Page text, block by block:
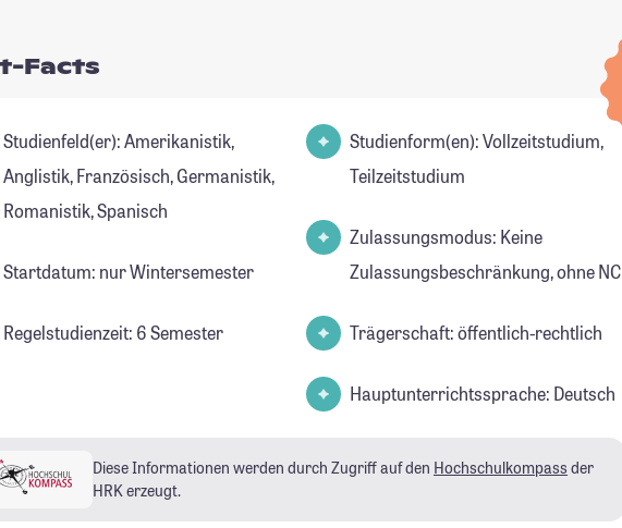
Facts
Studienfeld(er): Amerikanistik,
Anglistik, Französisch, Germanistik,
Romanistik, Spanisch
Startdatum: nur Wintersemester
Regelstudienzeit: 6 Semester
Studienform(en): Vollzeitstudium,
Teilzeitstudium
Zulassungsmodus: Keine
Zulassungsbeschränkung, ohne NC
Trägerschaft: öffentlich-rechtlich
Hauptunterrichtssprache: Deutsch
Diese Informationen werden durch Zugriff auf den Hochschulkompass der
HRK erzeugt.